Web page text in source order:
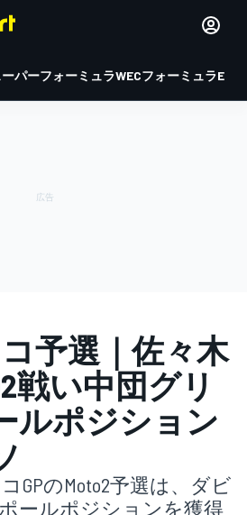
ーパーフォーミュラWECフォーミュラE
予選｜佐々木
戦い中団グリ
ルポジション
GPのMoto2予選は、ダビ
ールポジションを獲得